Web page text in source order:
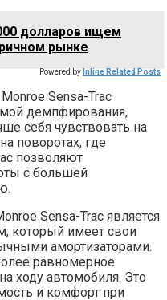
долларов ищем
рынке
Powered by Inline Related Posts
Sensa-Trac
демпфирования,
себя чувствовать на
поворотах, где
позволяют
с большей
Sensa-Trac является
который имеет свои
амортизаторами.
равномерное
ходу автомобиля. Это
и комфорт при